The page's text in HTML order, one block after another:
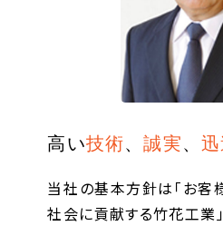
高い技術、誠実、迅
当社の基本方針は「お客
社会に貢献する竹花工業